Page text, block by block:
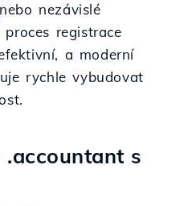
nezávislé
registrace
a moderní
rychle vybudovat
s